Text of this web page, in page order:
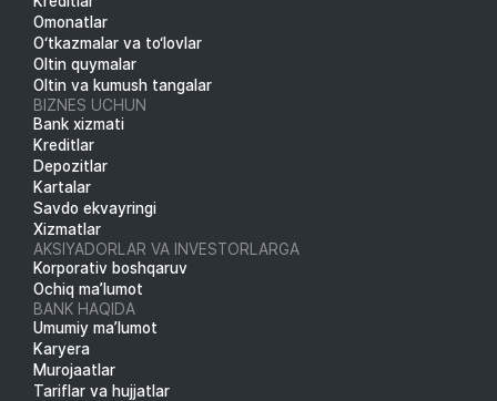
Omonatlar
O‘tkazmalar va to‘lovlar
Oltin quymalar
Oltin va kumush tangalar
BIZNES UCHUN
Bank xizmati
Kreditlar
Depozitlar
Kartalar
Savdo ekvayringi
Xizmatlar
AKSIYADORLAR VA INVESTORLARGA
Korporativ boshqaruv
Ochiq ma’lumot
BANK HAQIDA
Umumiy ma’lumot
Karyera
Murojaatlar
Tariflar va hujjatlar